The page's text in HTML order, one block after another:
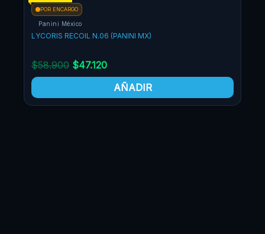
POR ENCARGO
Panini México
LYCORIS RECOIL N.06 (PANINI MX)
$58.900 $47.120
AÑADIR